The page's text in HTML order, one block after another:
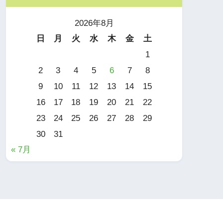
2026年8月
日
月 火 水 木 金
土
1
2
3 4 5 6 7
8
9
10 11 12 13 14
15
16
17 18 19 20 21
22
23
24 25 26 27 28
29
30
31
« 7月